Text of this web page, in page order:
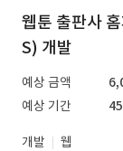
웹툰 출판사
S) 개발
예상 금액
예상 기간
개발
웹